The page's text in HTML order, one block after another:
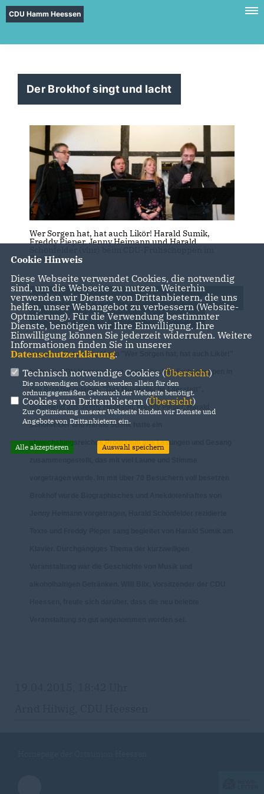
CDU Hamm Heessen
Der Brokhof singt und lacht
Wer Sorgen hat, hat auch Likör! Harald Sumik,
Freddy Pieper, Jenny Heimann und Harald
Brokhof.
Frühschoppen der CDU Heessen mit
dem Musikalischen Literatett
Heessen. Unter dem Motto "Wer Sorgen hat, hat auch Likör!"
hatte die CDU Heessen zum musikalischen Frühschoppen in
den Brokhof geladen. "Das Musikalische Literatett",
bestehend aus Jenny Heimann, Freddy Pieper, Harald
Schönfelder und Harald Sumik hatte ein
abwechslungsreiches Programm aus Lesungen und Gesang
Cookie Hinweis
Diese Webseite verwendet Cookies, die notwendig
sind, um die Webseite zu nutzen. Weiterhin
verwenden wir Dienste von Drittanbietern, die uns
helfen, unser Webangebot zu verbessern (Website-
Optmierung). Für die Verwendung bestimmter
Dienste, benötigen wir Ihre Einwilligung. Ihre
Einwilligung können Sie jederzeit widerrufen. Weitere
Informationen finden Sie in unserer
Datenschutzerklärung.
Technisch notwendige Cookies (Übersicht)
Die notwendigen Cookies werden allein für den
ordnungsgemäßen Gebrauch der Webseite benötigt.
Cookies von Drittanbietern (Übersicht)
Zur Optimierung unserer Webseite binden wir Dienste und
Angebote von Drittanbietern ein.
Alle akzeptieren Auswahl speichern